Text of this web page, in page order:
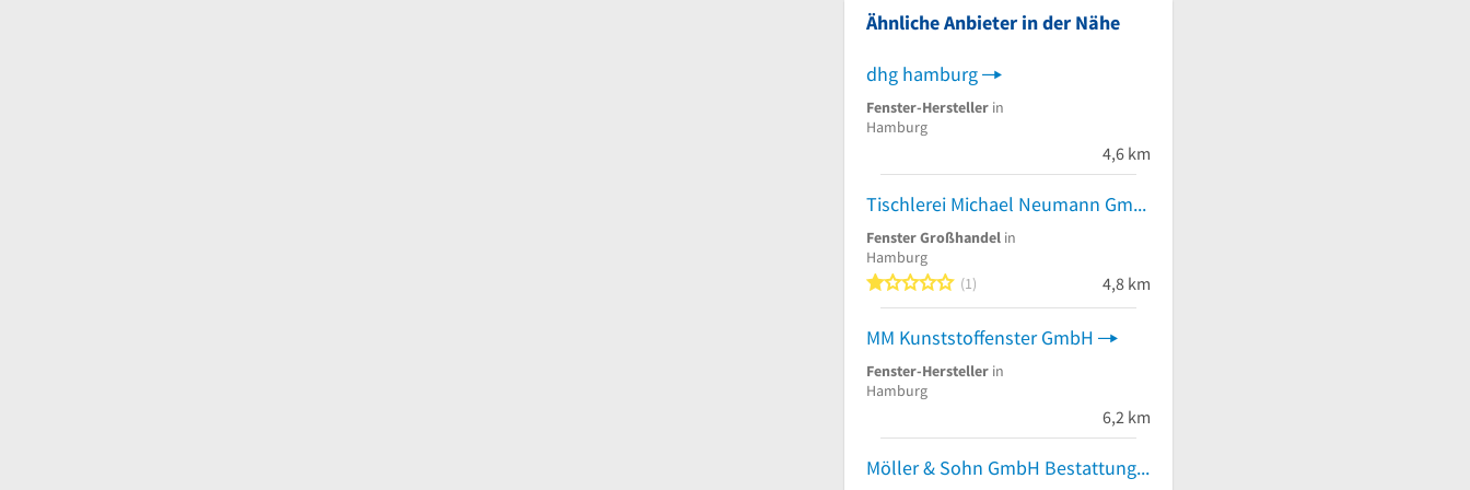
Ähnliche Anbieter in der Nähe
dhg hamburg
Fenster-Hersteller in
Hamburg
4,6 km
Tischlerei Michael Neumann GmbH & Co. KG
Fenster Großhandel in
Hamburg
1 von 5 Sternen
1 4,8 km
MM Kunststoffenster GmbH
Fenster-Hersteller in
Hamburg
6,2 km
Möller & Sohn GmbH Bestattungsinstitut